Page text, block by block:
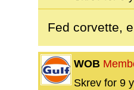
Fed corvette,
WOB
Skrev for 9